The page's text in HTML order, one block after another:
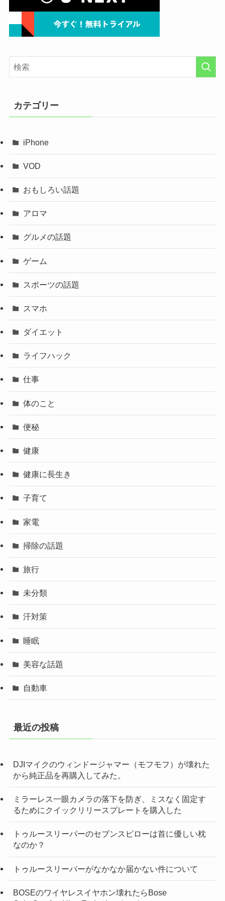
カテゴリー
iPhone
VOD
おもしろい話題
アロマ
グルメの話題
ゲーム
スポーツの話題
スマホ
ダイエット
ライフハック
仕事
体のこと
便秘
健康
健康に長生き
子育て
家電
掃除の話題
旅行
未分類
汗対策
睡眠
美容な話題
自動車
最近の投稿
DJIマイクのウィンドージャマー（モフモフ）が壊れた
から純正品を再購入してみた。
ミラーレス一眼カメラの落下を防ぎ、ミスなく固定す
るためにクイックリリースプレートを購入した
トゥルースリーパーのセブンスピローは首に優しい枕
なのか？
トゥルースリーパーがなかなか届かない件について
BOSEのワイヤレスイヤホン壊れたらBose